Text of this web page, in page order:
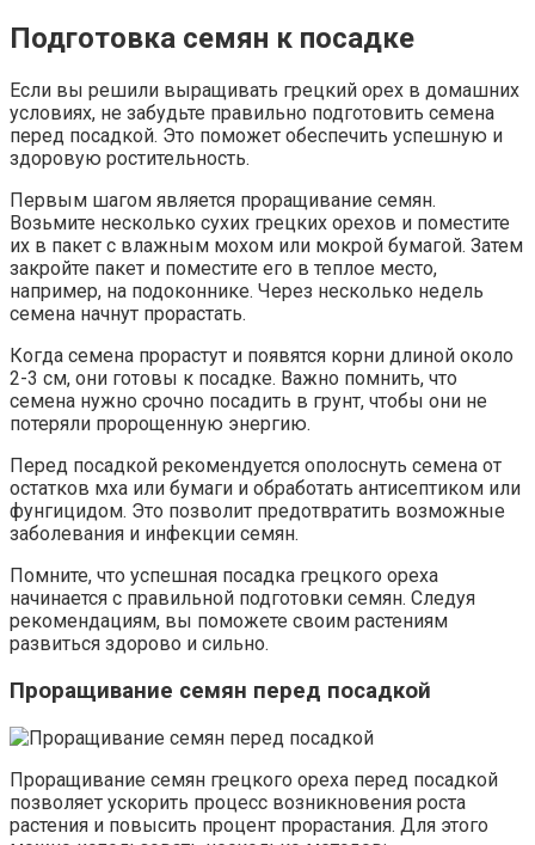
Подготовка семян к посадке
Если вы решили выращивать грецкий орех в домашних
условиях, не забудьте правильно подготовить семена
перед посадкой. Это поможет обеспечить успешную и
здоровую ростительность.
Первым шагом является проращивание семян.
Возьмите несколько сухих грецких орехов и поместите
их в пакет с влажным мохом или мокрой бумагой. Затем
закройте пакет и поместите его в теплое место,
например, на подоконнике. Через несколько недель
семена начнут прорастать.
Когда семена прорастут и появятся корни длиной около
2-3 см, они готовы к посадке. Важно помнить, что
семена нужно срочно посадить в грунт, чтобы они не
потеряли пророщенную энергию.
Перед посадкой рекомендуется ополоснуть семена от
остатков мха или бумаги и обработать антисептиком или
фунгицидом. Это позволит предотвратить возможные
заболевания и инфекции семян.
Помните, что успешная посадка грецкого ореха
начинается с правильной подготовки семян. Следуя
рекомендациям, вы поможете своим растениям
развиться здорово и сильно.
Проращивание семян перед посадкой
Проращивание семян грецкого ореха перед посадкой
позволяет ускорить процесс возникновения роста
растения и повысить процент прорастания. Для этого